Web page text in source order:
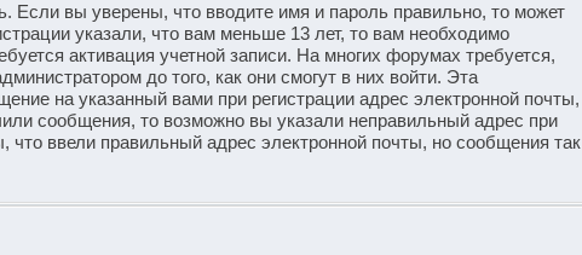
Если вы уверены, что вводите имя и пароль правильно, то может
указали, что вам меньше 13 лет, то вам необходимо
активация учетной записи. На многих форумах требуется,
до того, как они смогут в них войти. Эта
на указанный вами при регистрации адрес электронной почты,
сообщения, то возможно вы указали неправильный адрес при
ввели правильный адрес электронной почты, но сообщения так